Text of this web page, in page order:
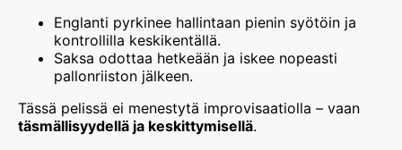
Englanti pyrkinee hallintaan pienin syötöin ja
kontrollilla keskikentällä.
Saksa odottaa hetkeään ja iskee nopeasti
pallonriiston jälkeen.
Tässä pelissä ei menestytä improvisaatiolla – vaan
täsmällisyydellä ja keskittymisellä.